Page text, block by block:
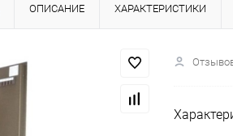
ОПИСАНИЕ ХАРАКТЕРИСТИКИ